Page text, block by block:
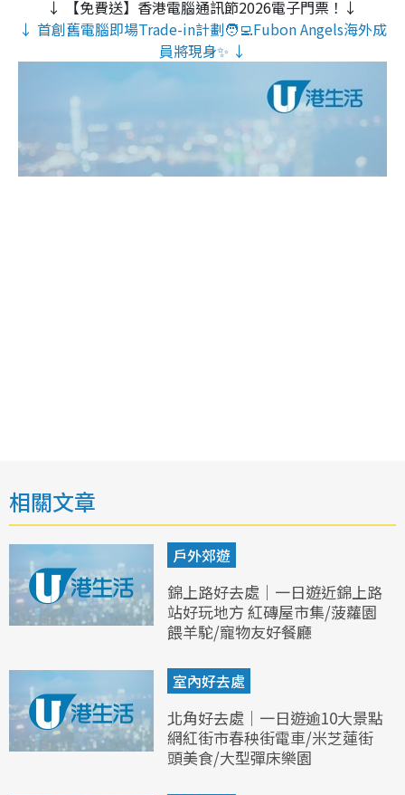
↓ 【免費送】香港電腦通訊節2026電子門票！↓
↓ 首創舊電腦即場Trade-in計劃🧑‍💻Fubon Angels海外成
員將現身✨ ↓
相關文章
戶外郊遊
錦上路好去處｜一日遊近錦上路
站好玩地方 紅磚屋市集/菠蘿園
餵羊駝/寵物友好餐廳
室內好去處
北角好去處｜一日遊逾10大景點
網紅街市春秧街電車/米芝蓮街
頭美食/大型彈床樂園